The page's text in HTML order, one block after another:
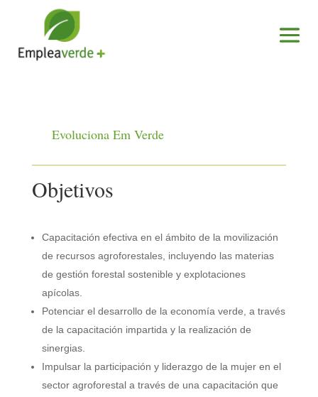
Evoluciona Em Verde
Objetivos
Capacitación efectiva en el ámbito de la movilización
de recursos agroforestales, incluyendo las materias
de gestión forestal sostenible y explotaciones
apícolas.
Potenciar el desarrollo de la economía verde, a través
de la capacitación impartida y la realización de
sinergias.
Impulsar la participación y liderazgo de la mujer en el
sector agroforestal a través de una capacitación que